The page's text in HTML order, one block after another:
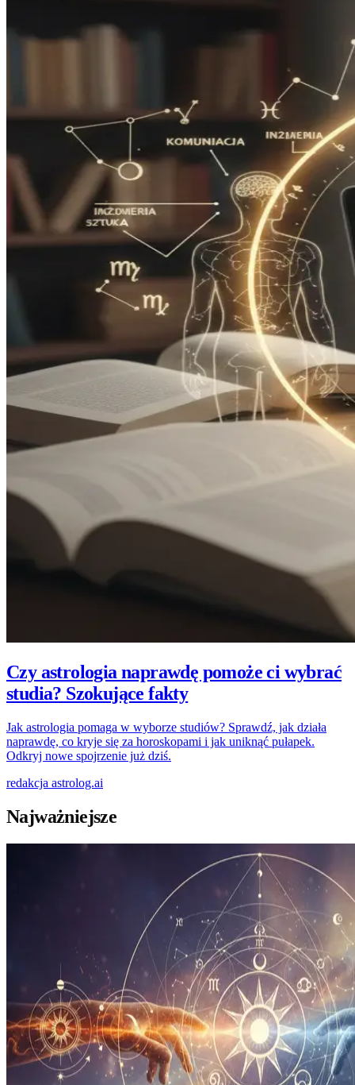
Czy astrologia naprawdę pomoże ci wybrać
studia? Szokujące fakty
Jak astrologia pomaga w wyborze studiów? Sprawdź, jak działa
naprawdę, co kryje się za horoskopami i jak uniknąć pułapek.
Odkryj nowe spojrzenie już dziś.
redakcja astrolog.ai
Najważniejsze